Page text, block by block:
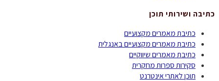
כתיבה ושירותי תוכן
כתיבת מאמרים מקצועיים
כתיבת מאמרים מקצועיים באנגלית
כתיבת מאמרים שיווקיים
סקירות ספרות מחקרית
תוכן לאתרי אינטרנט